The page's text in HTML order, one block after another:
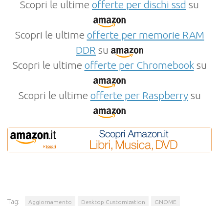
Scopri le ultime offerte per dischi ssd su
Scopri le ultime offerte per memorie RAM
DDR su
Scopri le ultime offerte per Chromebooksu
Scopri le ultime offerte per Raspberrysu
Tag: Aggiornamento Desktop Customization GNOME